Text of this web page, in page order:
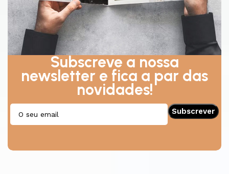
Subscreve a nossa
newsletter e fica a par das
novidades!